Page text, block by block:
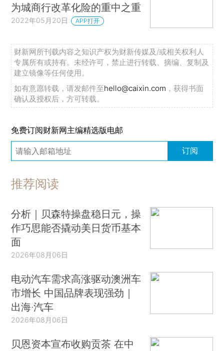
为城商行改革化险的重中之重
2022年05月20日 APP打开
财新网所刊载内容之知识产权为财新传媒及/或相关权利人
专属所有或持有。未经许可，禁止进行转载、摘编、复制及
建立镜像等任何使用。
如有意愿转载，请发邮件至hello@caixin.com ，获得书面
确认及授权后，方可转载。
免费订阅财新网主编精选版电邮
订阅
推荐阅读
分析｜贝森特操盘稳日元，操
作巧思能否撬动美日货币基本
面
2026年08月06日
电动汽车需求高涨驱动澳洲车
市增长 中国品牌表现强劲｜
出海·汽车
2026年08月06日
贝恩资本宣布收购贡茶 在中